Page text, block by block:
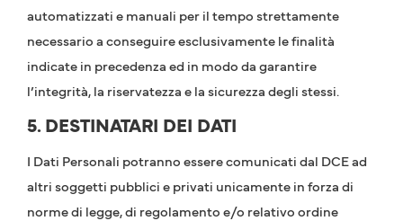
automatizzati e manuali per il tempo strettamente
necessario a conseguire esclusivamente le finalità
indicate in precedenza ed in modo da garantire
l’integrità, la riservatezza e la sicurezza degli stessi.
5. DESTINATARI DEI DATI
I Dati Personali potranno essere comunicati dal DCE ad
altri soggetti pubblici e privati unicamente in forza di
norme di legge, di regolamento e/o relativo ordine